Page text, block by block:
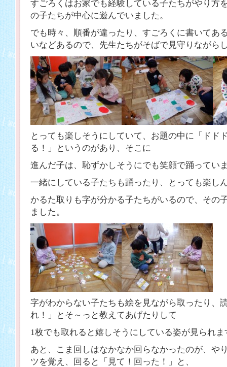
すごろくはお家でも経験している子たちがやり方
の子たちが中心に遊んでいました。
でも時々、順番が違ったり、すごろくに書いてあ
いなどあるので、先生たちがそばで見守りながら
とっても楽しそうにしていて、お題の中に「ドド
る！」というのがあり、そこに
進んだ子は、恥ずかしそうにでも笑顔で踊ってい
一緒にしている子たちも踊ったり、とっても楽し
かるた取りも字が分かる子たちがいるので、その
ました。
字がわからない子たちも絵を見ながら取ったり、
れ！」とそ～っと教えてあげたりして
1枚でも取れると嬉しそうにしている姿が見られま
あと、こま回しはなかなか回らなかったのが、や
ツを覚え、回ると「見て！回った！」と、